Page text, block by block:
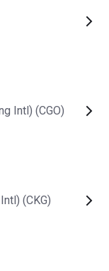
Intl) (CGO)
(CKG)